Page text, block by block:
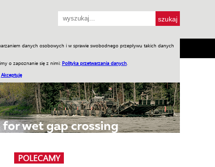
danych osobowych i w sprawie swobodnego przepływu takich danych
o zapoznanie się z nimi: Polityka przetwarzania danych
Akceptuję
SKLEP Jednodniówki Praca w WIW
POLECAMY